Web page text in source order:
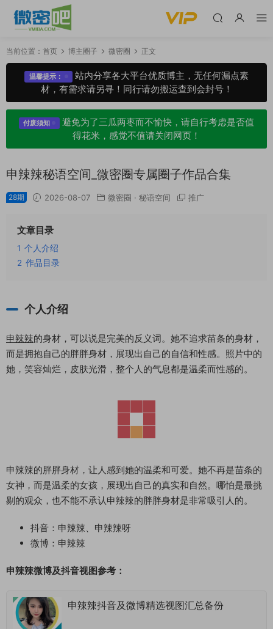
当前位置： 首页 博主圈子 微密圈 正文
温馨提示：
站内分享各大平台优质博主，无任何漏点素
材，有需求请另寻！同行请勿搬运查到会封号！
付废须知
避免为了三瓜两枣而不愉快，请自行考虑是否值
得花米，感觉不值请关闭网页！
申辣辣秘语空间_微密圈专属圈子作品合集
28期 2026-08-07 微密圈 · 秘语空间 推广
文章目录
1 个人介绍
2 作品目录
个人介绍
申辣辣的身材，可以说是完美的反义词。她不追求苗条的身材，
而是拥抱自己的胖胖身材，展现出自己的自信和性感。照片中的
她，笑容灿烂，皮肤光滑，整个人的气息都是温柔而性感的。
申辣辣的胖胖身材，让人感到她的温柔和可爱。她不再是苗条的
女神，而是温柔的女孩，展现出自己的真实和自然。哪怕是最挑
剔的观众，也不能不承认申辣辣的胖胖身材是非常吸引人的。
抖音：申辣辣、申辣辣呀
微博：申辣辣
申辣辣微博及抖音视图参考：
申辣辣抖音及微博精选视图汇总备份